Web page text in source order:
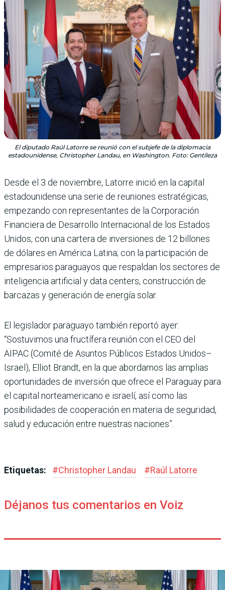
El diputado Raúl Latorre se reunió con el subjefe de la diplomacia
estadounidense, Christopher Landau, en Washington. Foto: Gentileza
Desde el 3 de noviembre, Latorre inició en la capital
estadounidense una serie de reuniones estratégicas,
empezando con representantes de la Corporación
Financiera de Desarrollo Internacional de los Estados
Unidos, con una cartera de inversiones de 12 billones
de dólares en América Latina; con la participación de
empresarios paraguayos que respaldan los sectores de
inteligencia artificial y data centers, construcción de
barcazas y generación de energía solar.
El legislador paraguayo también reportó ayer:
“Sostuvimos una fructífera reunión con el CEO del
AIPAC (Comité de Asuntos Públicos Estados Unidos–
Israel), Elliot Brandt, en la que abordamos las amplias
oportunidades de inversión que ofrece el Paraguay para
el capital norteamericano e israelí, así como las
posibilidades de cooperación en materia de seguridad,
salud y educación entre nuestras naciones”.
Etiquetas: #Christopher Landau #Raúl Latorre
Déjanos tus comentarios en Voiz